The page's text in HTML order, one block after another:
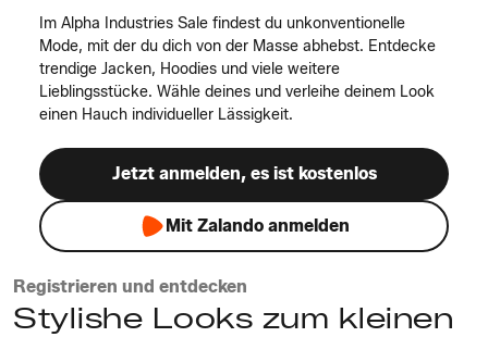
Im Alpha Industries Sale findest du unkonventionelle
Mode, mit der du dich von der Masse abhebst. Entdecke
trendige Jacken, Hoodies und viele weitere
Lieblingsstücke. Wähle deines und verleihe deinem Look
einen Hauch individueller Lässigkeit.
Jetzt anmelden, es ist kostenlos
Mit Zalando anmelden
Registrieren und entdecken
Stylishe Looks zum kleinen